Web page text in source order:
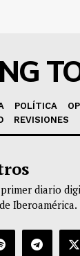
POLÍTICA
REVISIONES
diario
Iberoamérica.